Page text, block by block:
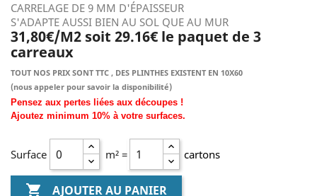
CARRELAGE DE 9 MM D'ÉPAISSEUR
S'ADAPTE AUSSI BIEN AU SOL QUE AU MUR
31,80€/M2 soit 29.16€ le paquet de 3
carreaux
TOUT NOS PRIX SONT TTC , DES PLINTHES EXISTENT EN 10X60
(nous appeler pour savoir la disponibilité)
Pensez aux pertes liées aux découpes !
Ajoutez minimum 10% à votre surfaces.
Surface m² = cartons
 AJOUTER AU PANIER